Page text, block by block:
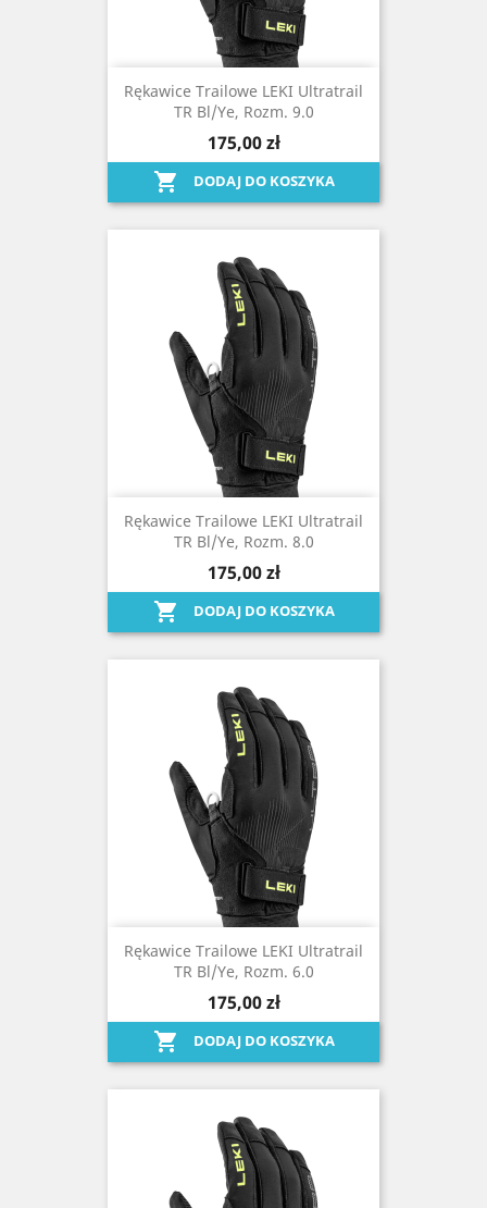
Rękawice Trailowe LEKI Ultratrail
TR Bl/ye, Rozm. 9.0
175,00 zł
 DODAJ DO KOSZYKA
Rękawice Trailowe LEKI Ultratrail
TR Bl/ye, Rozm. 8.0
175,00 zł
 DODAJ DO KOSZYKA
Rękawice Trailowe LEKI Ultratrail
TR Bl/ye, Rozm. 6.0
175,00 zł
 DODAJ DO KOSZYKA